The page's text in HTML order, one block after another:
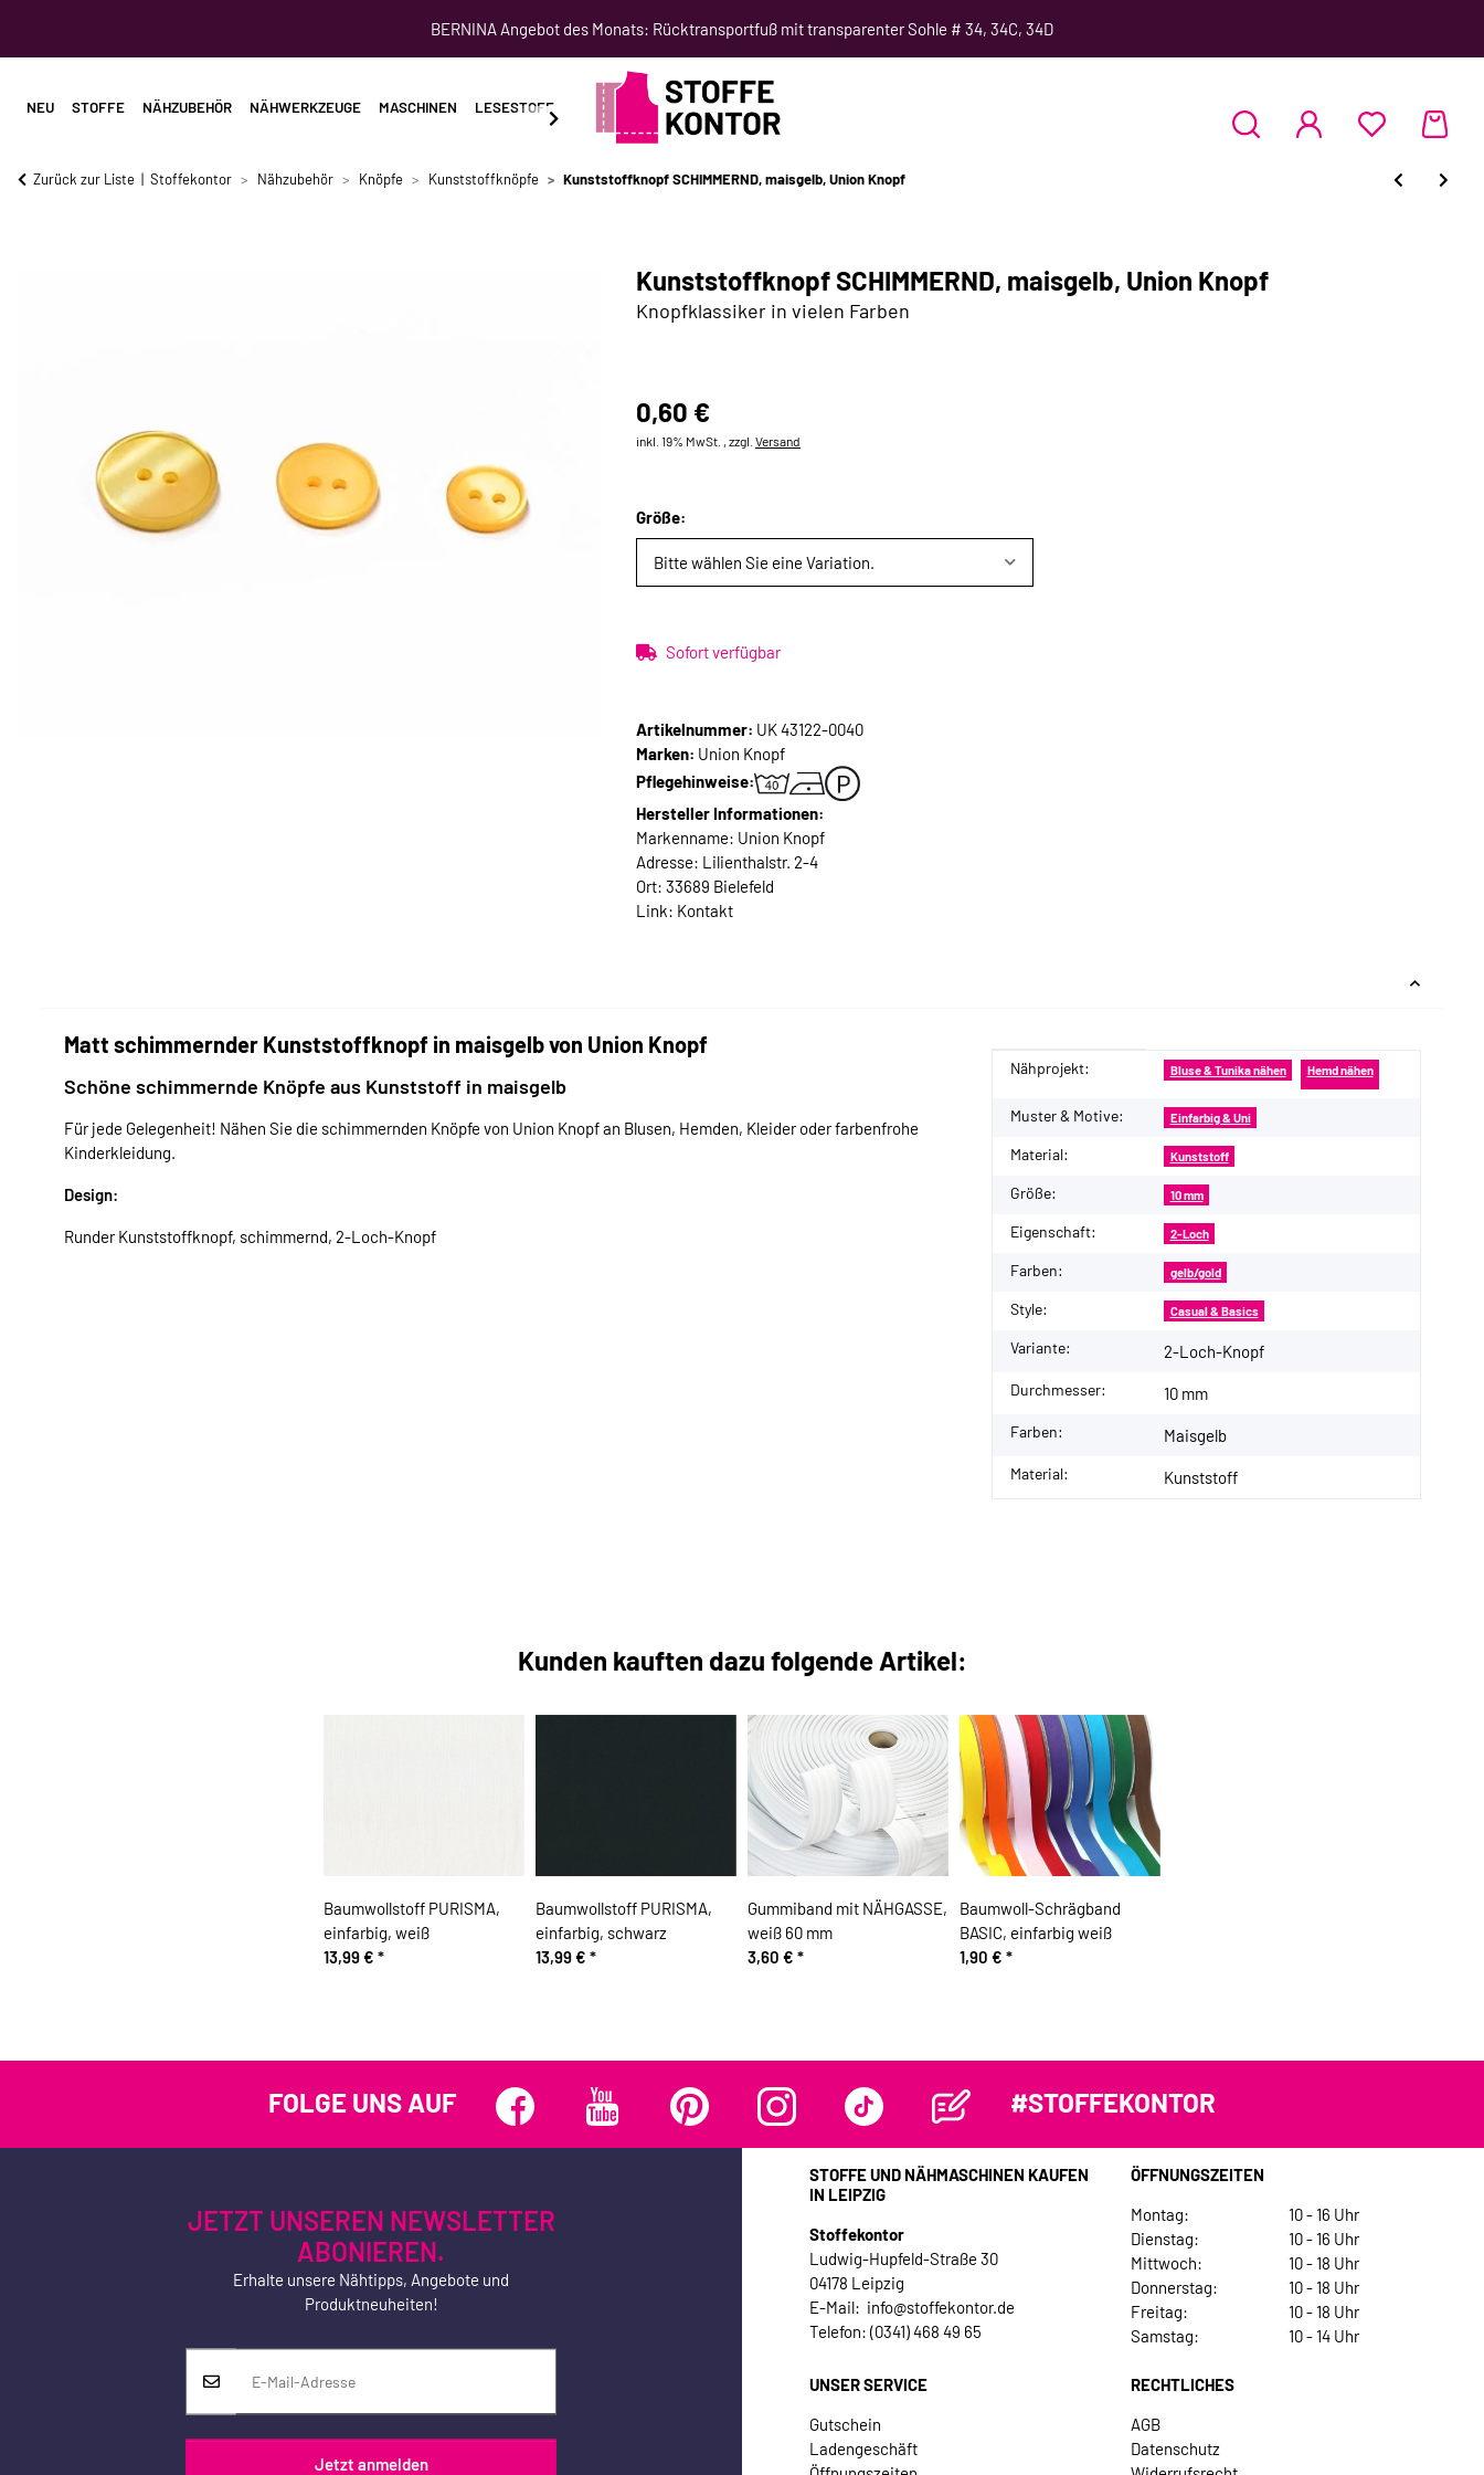
BERNINA Angebot des Monats: Rücktransportfuß mit transparenter Sohle # 34, 34C, 34D
NEU STOFFE NÄHZUBEHÖR NÄHWERKZEUGE MASCHINEN LESESTOFF SCHNITTMUSTER NÄHKURSE
Zurück zur Liste Stoffekontor Nähzubehör Knöpfe Kunststoffknöpfe Kunststoffknopf SCHIMMERND, maisgelb, Union Knopf
Kunststoffknopf SCHIMMERND, maisgelb, Union Knopf
Knopfklassiker in vielen Farben
0,60 €
inkl. 19% MwSt. , zzgl. Versand
Größe:
Bitte wählen Sie eine Variation.
Sofort verfügbar
Artikelnummer: UK 43122-0040
Marken: Union Knopf
Pflegehinweise:
Hersteller Informationen:
Markenname: Union Knopf
Adresse: Lilienthalstr. 2-4
Ort: 33689 Bielefeld
Link: Kontakt
Matt schimmernder Kunststoffknopf in maisgelb von Union Knopf
Schöne schimmernde Knöpfe aus Kunststoff in maisgelb
Für jede Gelegenheit! Nähen Sie die schimmernden Knöpfe von Union Knopf an Blusen, Hemden, Kleider oder farbenfrohe
Kinderkleidung.
Design:
Runder Kunststoffknopf, schimmernd, 2-Loch-Knopf
Produkteigenschaft
Wert
Nähprojekt: Bluse & Tunika nähen Hemd nähen
Muster & Motive: Einfarbig & Uni
Material: Kunststoff
Größe: 10 mm
Eigenschaft: 2-Loch
Farben: gelb/gold
Style: Casual & Basics
Variante: 2-Loch-Knopf
Durchmesser: 10 mm
Farben: Maisgelb
Material: Kunststoff
Kunden kauften dazu folgende Artikel:
Baumwollstoff PURISMA,
einfarbig, weiß
13,99 € *
Baumwollstoff PURISMA,
einfarbig, schwarz
13,99 € *
Gummiband mit NÄHGASSE,
weiß 60 mm
3,60 € *
Baumwoll-Schrägband
BASIC, einfarbig weiß
1,90 € *
FOLGE UNS AUF #STOFFEKONTOR
JETZT UNSEREN NEWSLETTER
ABONIEREN.
Erhalte unsere Nähtipps, Angebote und
Produktneuheiten!
Jetzt anmelden
STOFFE UND NÄHMASCHINEN KAUFEN
IN LEIPZIG
Stoffekontor
Ludwig-Hupfeld-Straße 30
04178 Leipzig
E-Mail: info@stoffekontor.de
Telefon: (0341) 468 49 65
ÖFFNUNGSZEITEN
Montag:
10 - 16 Uhr
Dienstag:
10 - 16 Uhr
Mittwoch:
10 - 18 Uhr
Donnerstag:
10 - 18 Uhr
Freitag:
10 - 18 Uhr
Samstag:
10 - 14 Uhr
UNSER SERVICE
Gutschein
Ladengeschäft
RECHTLICHES
AGB
Datenschutz